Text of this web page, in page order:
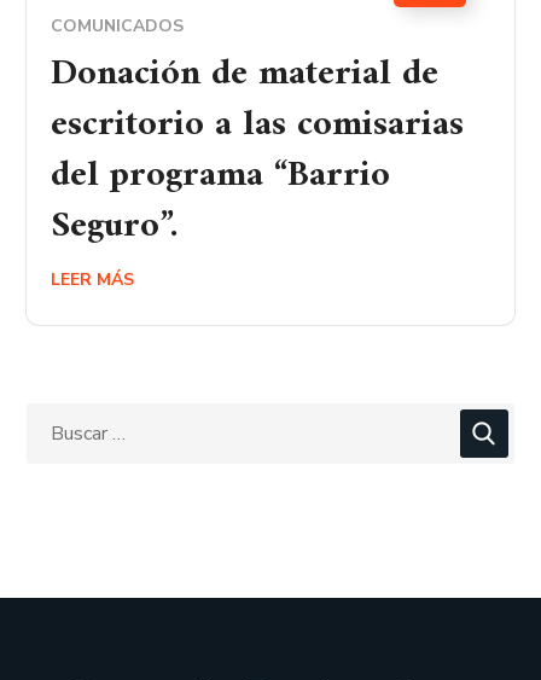
COMUNICADOS
Donación de material de
escritorio a las comisarias
del programa “Barrio
Seguro”.
LEER MÁS